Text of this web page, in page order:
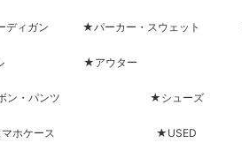
ディガン ★パーカー・スウェット
★アウター
ン・パンツ ★シューズ
ホケース ★USED